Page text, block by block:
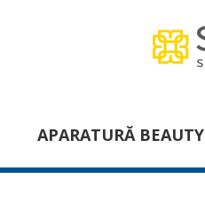
APARATURĂ BEAUTY